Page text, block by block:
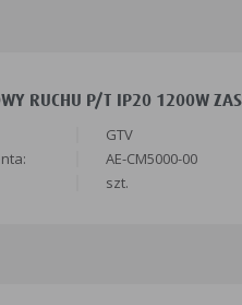
RUCHU P/T IP20 1200W
GTV
AE-CM5000-00
szt.